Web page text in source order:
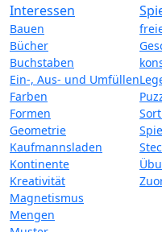
Interessen
Bauen
Bücher
Buchstaben
Ein-, Aus- und Umfüllen
Farben
Formen
Geometrie
Kaufmannsladen
Kontinente
Kreativität
Magnetismus
Mengen